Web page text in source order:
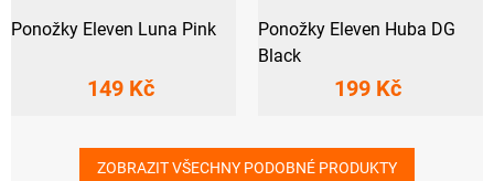
Ponožky Eleven Luna Pink
149 Kč
Ponožky Eleven Huba DG
Black
199 Kč
ZOBRAZIT VŠECHNY PODOBNÉ PRODUKTY